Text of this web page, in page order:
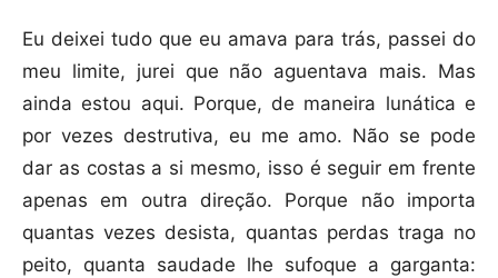
Eu deixei tudo que eu amava para trás, passei do
meu limite, jurei que não aguentava mais. Mas
ainda estou aqui. Porque, de maneira lunática e
por vezes destrutiva, eu me amo. Não se pode
dar as costas a si mesmo, isso é seguir em frente
apenas em outra direção. Porque não importa
quantas vezes desista, quantas perdas traga no
peito, quanta saudade lhe sufoque a garganta: